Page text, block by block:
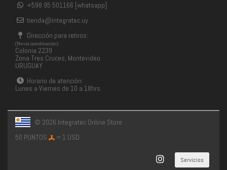
+598 95 501166 [whatsapp]
tienda@integratec.uy
Dirección para retiros:
(Previa coordinación)
Colonia 2239
Zona Tres Cruces, Montevideo
URUGUAY
Horario de atención:
Lunes a Viernes de 10 a 18hrs
© 2026 Integratec Online Store
50 PUNTOS
= 1 USD
Servicios